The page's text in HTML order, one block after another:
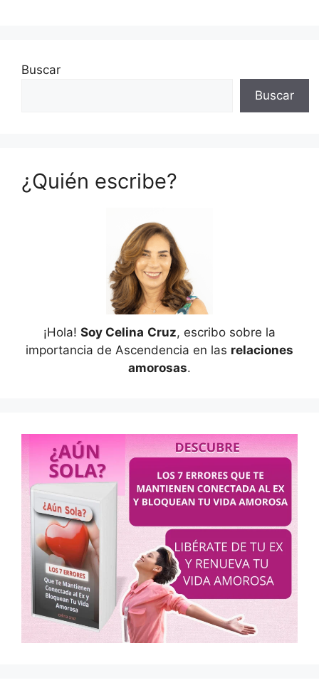
Buscar
Buscar
¿Quién escribe?
¡Hola! Soy Celina Cruz, escribo sobre la
importancia de Ascendencia en las relaciones
amorosas.